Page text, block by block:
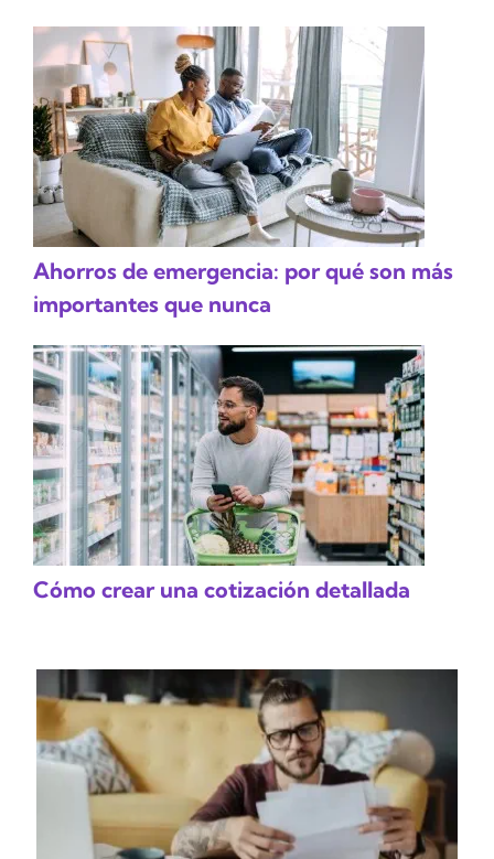
Ahorros de emergencia: por qué son más
importantes que nunca
Cómo crear una cotización detallada